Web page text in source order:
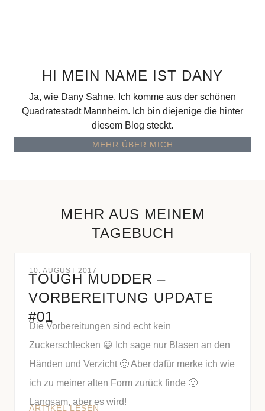
HI MEIN NAME IST DANY
Ja, wie Dany Sahne. Ich komme aus der schönen
Quadratestadt Mannheim. Ich bin diejenige die hinter
diesem Blog steckt.
MEHR ÜBER MICH
MEHR AUS MEINEM
TAGEBUCH
10. AUGUST 2017
TOUGH MUDDER –
VORBEREITUNG UPDATE
#01
Die Vorbereitungen sind echt kein
Zuckerschlecken 😀 Ich sage nur Blasen an den
Händen und Verzicht 🙁 Aber dafür merke ich wie
ich zu meiner alten Form zurück finde 🙂
Langsam, aber es wird!
ARTIKEL LESEN